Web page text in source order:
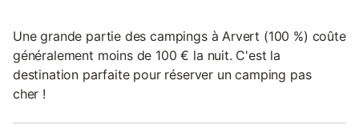
Une grande partie des campings à Arvert (100 %) coûte
généralement moins de 100 € la nuit. C'est la
destination parfaite pour réserver un camping pas
cher !